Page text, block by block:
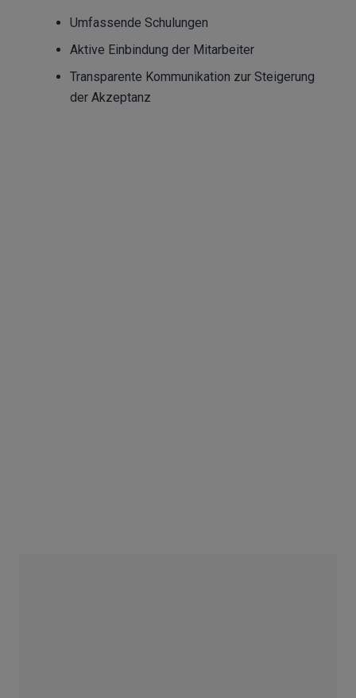
Umfassende Schulungen
Aktive Einbindung der Mitarbeiter
Transparente Kommunikation zur Steigerung
der Akzeptanz